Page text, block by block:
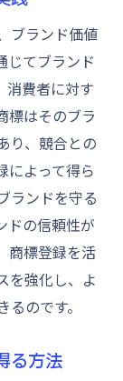
ブランド価値
じてブランド
消費者に対す
標はそのブラ
り、競合との
によって得ら
ランドを守る
ドの信頼性が
商標登録を活
を強化し、よ
のです。
る方法